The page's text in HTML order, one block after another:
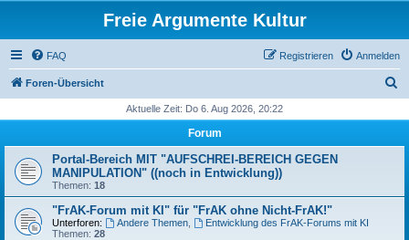
Freie Argumente Kultur
FAQ Anmelden
Registrieren
Foren-Übersicht
h
Aktuelle Zeit: Do 6. Aug 2026, 20:22
Forum
Portal-Bereich MIT "AUFSCHREI-BEREICH GEGEN
MANIPULATION" ((noch in Entwicklung))
Themen: 18
"FrAK-Forum mit KI" für "FrAK ohne Nicht-FrAK!"
Unterforen: Andere Themen,
Entwicklung des FrAK-Forums mit KI
Themen: 28